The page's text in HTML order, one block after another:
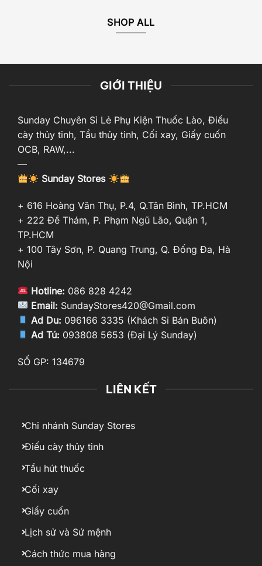
SHOP ALL
GIỚI THIỆU
Sunday Chuyên Sỉ Lẻ Phụ Kiện Thuốc Lào, Điếu
cày thủy tinh, Tẩu thủy tinh, Cối xay, Giấy cuốn
OCB, RAW,...
—
Sunday Stores
+ 616 Hoàng Văn Thụ, P.4, Q.Tân Bình, TP.HCM
+ 222 Đề Thám, P. Phạm Ngũ Lão, Quận 1,
TP.HCM
+ 100 Tây Sơn, P. Quang Trung, Q. Đống Đa, Hà
Nội
Hotline: 086 828 4242
Email: SundayStores420@Gmail.com
Ad Du: 096166 3335 (Khách Sỉ Bán Buôn)
Ad Tú: 093808 5653 (Đại Lý Sunday)
SỐ GP: 134679
LIÊN KẾT
Chi nhánh Sunday Stores
Điếu cày thủy tinh
Tẩu hút thuốc
Cối xay
Giấy cuốn
Lịch sử và Sứ mệnh
Cách thức mua hàng